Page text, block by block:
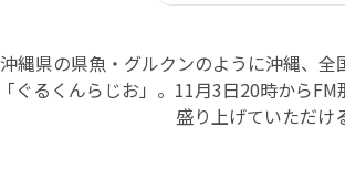
沖縄県の県魚・グルクンのように沖縄、
「ぐるくんらじお」。11月3日20時から
盛り上げていただけ